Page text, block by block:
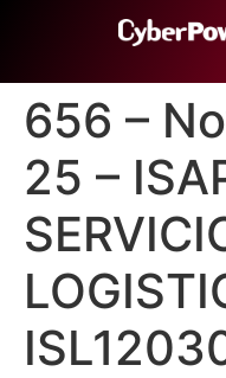
656 –
25 –